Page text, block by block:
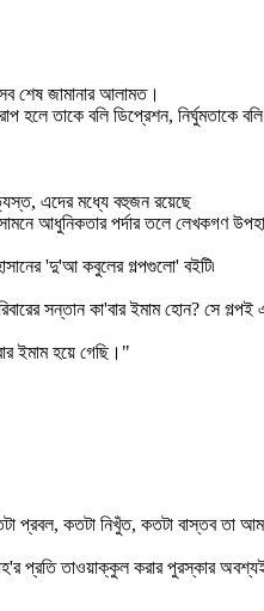
শেষ জামানার আলামত।
তাকে বলি ডিপ্রেশন, নির্ঘুমতাকে বলি
এদের মধ্যে বহুজন রয়েছে
আধুনিকতার পর্দার তলে লেখকগণ
'দু'আ কবুলের গল্পগুলো' বইটি৷
সন্তান কা'বার ইমাম হোন? সে গল্পই
ইমাম হয়ে গেছি।"
প্রবল, কতটা নিখুঁত, কতটা বাস্তব তা
প্রতি তাওয়াক্কুল করার পুরস্কার